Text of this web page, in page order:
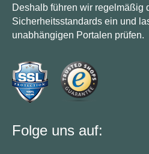
Deshalb führen wir regelmäßig
Sicherheitsstandards ein und
unabhängigen Portalen prüfen.
Folge uns auf: